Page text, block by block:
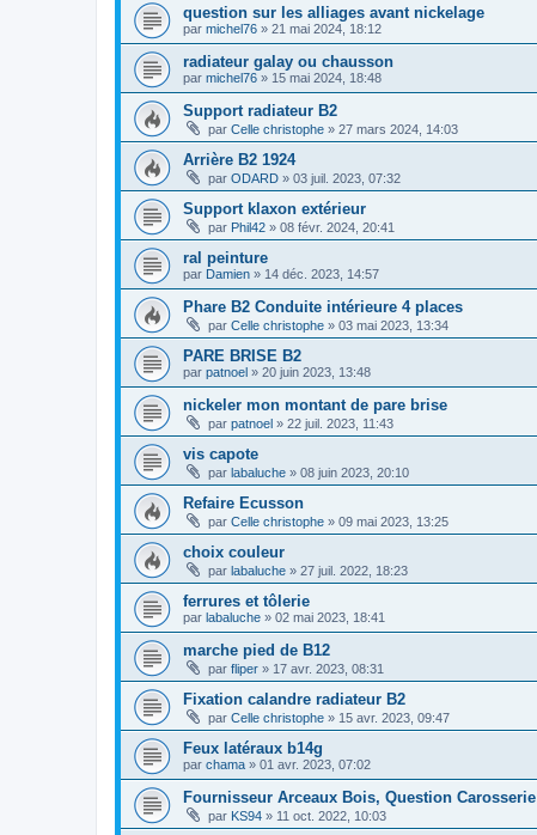
question sur les alliages avant nickelage
par michel76 » 21 mai 2024, 18:12
radiateur galay ou chausson
par michel76 » 15 mai 2024, 18:48
Support radiateur B2
par Celle christophe » 27 mars 2024, 14:03
Arrière B2 1924
par ODARD » 03 juil. 2023, 07:32
Support klaxon extérieur
par Phil42 » 08 févr. 2024, 20:41
ral peinture
par Damien » 14 déc. 2023, 14:57
Phare B2 Conduite intérieure 4 places
par Celle christophe » 03 mai 2023, 13:34
PARE BRISE B2
par patnoel » 20 juin 2023, 13:48
nickeler mon montant de pare brise
par patnoel » 22 juil. 2023, 11:43
vis capote
par labaluche » 08 juin 2023, 20:10
Refaire Ecusson
par Celle christophe » 09 mai 2023, 13:25
choix couleur
par labaluche » 27 juil. 2022, 18:23
ferrures et tôlerie
par labaluche » 02 mai 2023, 18:41
marche pied de B12
par fliper » 17 avr. 2023, 08:31
Fixation calandre radiateur B2
par Celle christophe » 15 avr. 2023, 09:47
Feux latéraux b14g
par chama » 01 avr. 2023, 07:02
Fournisseur Arceaux Bois, Question Carosserie
par KS94 » 11 oct. 2022, 10:03